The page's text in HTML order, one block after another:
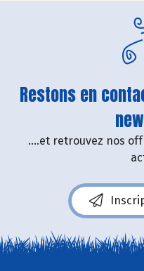
Restons en
....et retrouvez nos